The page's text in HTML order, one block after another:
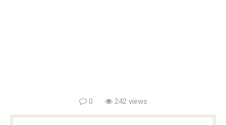
0 242 views